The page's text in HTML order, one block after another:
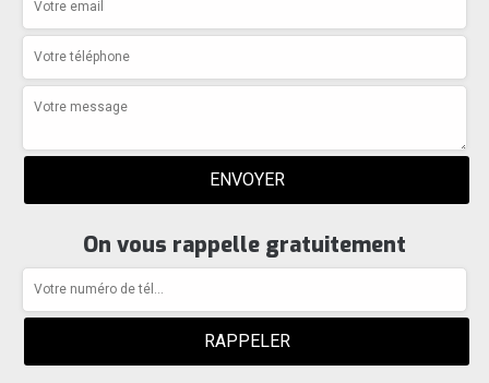
On vous rappelle gratuitement